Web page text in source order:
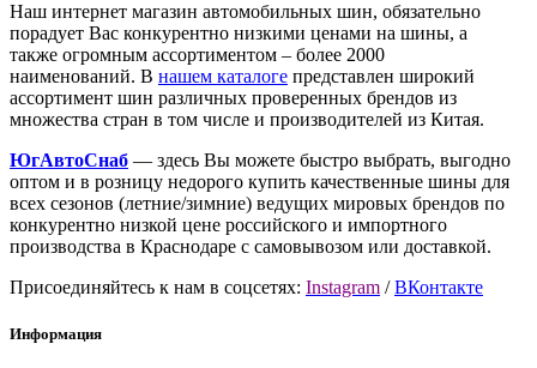
Наш интернет магазин автомобильных шин, обязательно
порадует Вас конкурентно низкими ценами на шины, а
также огромным ассортиментом – более 2000
наименований. В нашем каталоге представлен широкий
ассортимент шин различных проверенных брендов из
множества стран в том числе и производителей из Китая.
ЮгАвтоСнаб — здесь Вы можете быстро выбрать, выгодно
оптом и в розницу недорого купить качественные шины для
всех сезонов (летние/зимние) ведущих мировых брендов по
конкурентно низкой цене российского и импортного
производства в Краснодаре с самовывозом или доставкой.
Присоединяйтесь к нам в соцсетях: Instagram /ВКонтакте
Информация